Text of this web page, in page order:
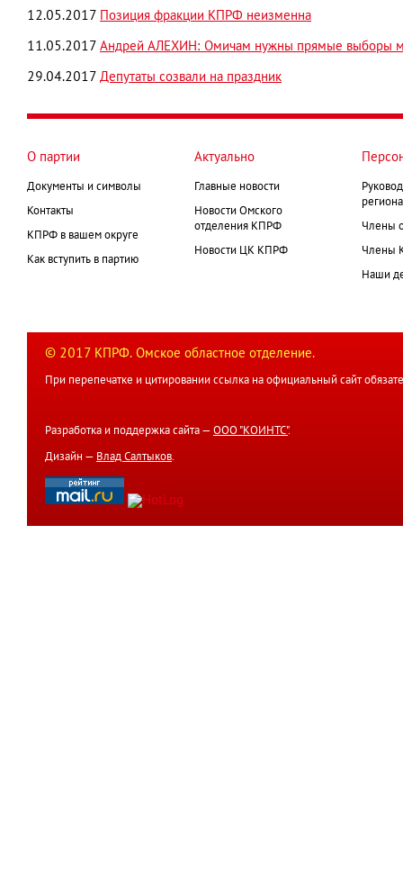
12.05.2017 Позиция фракции КПРФ неизменна
11.05.2017 Андрей АЛЕХИН: Омичам нужны прямые выборы
29.04.2017 Депутаты созвали на праздник
О партии
Документы и символы
Контакты
КПРФ в вашем округе
Как вступить в партию
Актуально
Главные новости
Новости Омского
отделения КПРФ
Новости ЦК КПРФ
Члены
Члены
Наши
© 2017 КПРФ. Омское областное отделение.
При перепечатке и цитировании ссылка на официальный сайт
Разработка и поддержка сайта — ООО "КОИНТС".
Дизайн — Влад Салтыков.